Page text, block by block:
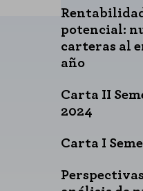
potencial:
carteras al
año
Carta II
2024
Carta I